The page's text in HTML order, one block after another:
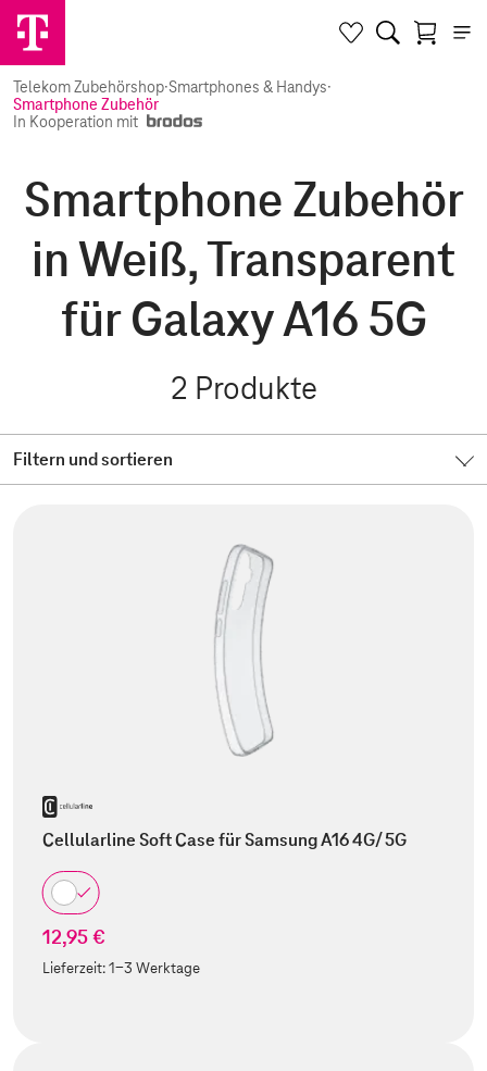
Telekom Zubehörshop·Smartphones & Handys·
Smartphone Zubehör
In Kooperation mit
Smartphone Zubehör
in Weiß, Transparent
für Galaxy A16 5G
2 Produkte
Filtern und sortieren
Cellularline Soft Case für Samsung A16 4G/ 5G
12,95 €
Lieferzeit:1-3 Werktage